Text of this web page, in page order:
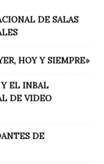
DE SALAS
HOY Y SIEMPRE»
EL INBAL
DE VIDEO
DE